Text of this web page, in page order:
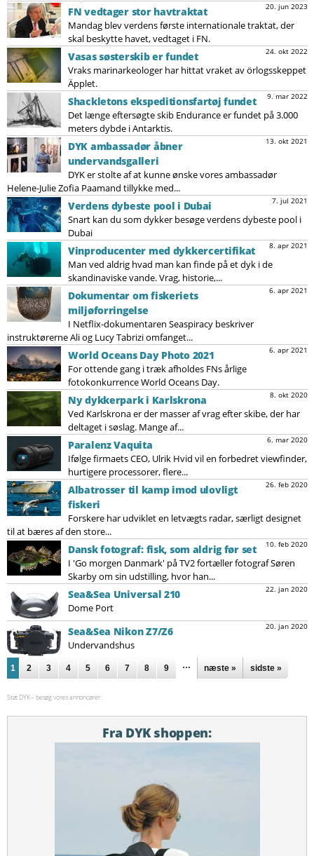
20. jun 2023
FN vedtager stor havtraktat
Mandag blev verdens første internationale traktat, der
skal beskytte havet, vedtaget i FN.
24. okt 2022
Vasas søsterskib er fundet
Vraks marinarkeologer har hittat vraket av örlogsskeppet
Äpplet.
9. mar 2022
Shackletons ekspeditionsfartøj fundet
Det længe eftersøgte skib Endurance er fundet på 3.000
meters dybde i Antarktis.
13. okt 2021
DYK ambassadør åbner
undervandsgalleri
DYK er stolte af at kunne ønske vores ambassadør
Helene-Julie Zofia Paamand tillykke med...
7. jul 2021
Verdens dybeste pool i Dubai
Snart kan du som dykker besøge verdens dybeste pool i
Dubai
8. apr 2021
Vinproducenter med dykkercertifikat
Man ved aldrig hvad man kan finde på et dyk i de
skandinaviske vande. Vrag, historie,...
6. apr 2021
Dokumentar om fiskeriets
miljøforringelse
I Netflix-dokumentaren Seaspiracy beskriver
instruktørerne Ali og Lucy Tabrizi omfanget...
6. apr 2021
World Oceans Day Photo 2021
For ottende gang i træk afholdes FNs årlige
fotokonkurrence World Oceans Day.
8. okt 2020
Ny dykkerpark i Karlskrona
Ved Karlskrona er der masser af vrag efter skibe, der har
deltaget i søslag. Mange af...
6. mar 2020
Paralenz Vaquita
Ifølge firmaets CEO, Ulrik Hvid vil en forbedret viewfinder,
hurtigere processorer, flere...
26. feb 2020
Albatrosser til kamp imod ulovligt
fiskeri
Forskere har udviklet en letvægts radar, særligt designet
til at bæres af den store...
10. feb 2020
Dansk fotograf: fisk, som aldrig før set
I 'Go morgen Danmark' på TV2 fortæller fotograf Søren
Skarby om sin udstilling, hvor han...
22. jan 2020
Sea&Sea Universal 210
Dome Port
20. jan 2020
Sea&Sea Nikon Z7/Z6
Undervandshus
Sider
1 2 3 4 5 6 7 8 9 … næste » sidste »
Støt DYK – besøg vores annoncører:
Fra DYK shoppen: